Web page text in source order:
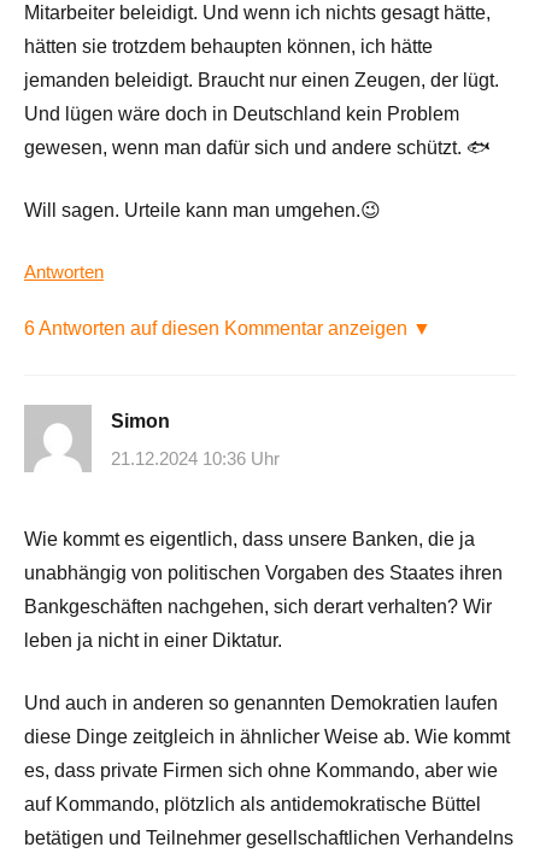
Mitarbeiter beleidigt. Und wenn ich nichts gesagt hätte,
hätten sie trotzdem behaupten können, ich hätte
jemanden beleidigt. Braucht nur einen Zeugen, der lügt.
Und lügen wäre doch in Deutschland kein Problem
gewesen, wenn man dafür sich und andere schützt. 🐟
Will sagen. Urteile kann man umgehen.😉
Antworten
6 Antworten auf diesen Kommentar anzeigen ▼
Simon
21.12.2024 10:36 Uhr
Wie kommt es eigentlich, dass unsere Banken, die ja
unabhängig von politischen Vorgaben des Staates ihren
Bankgeschäften nachgehen, sich derart verhalten? Wir
leben ja nicht in einer Diktatur.
Und auch in anderen so genannten Demokratien laufen
diese Dinge zeitgleich in ähnlicher Weise ab. Wie kommt
es, dass private Firmen sich ohne Kommando, aber wie
auf Kommando, plötzlich als antidemokratische Büttel
betätigen und Teilnehmer gesellschaftlichen Verhandelns